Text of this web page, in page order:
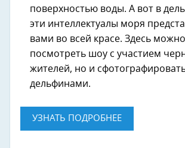
поверхностью воды. А вот в
эти интеллектуалы моря
вами во всей красе. Здесь
посмотреть шоу с участием
жителей, но и
дельфинами.
УЗНАТЬ ПОДРОБНЕЕ